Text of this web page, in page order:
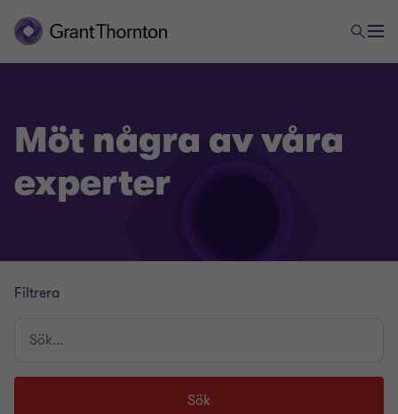
Möt några av våra
experter
Filtrera
Sök